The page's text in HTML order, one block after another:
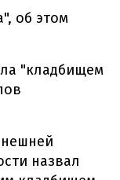
об этом
"кладбищем
назвал